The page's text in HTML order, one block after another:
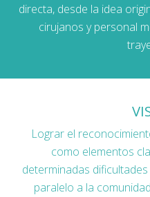
directa, desde la idea
cirujanos y personal
Lograr el
como elementos
determinadas
paralelo a la